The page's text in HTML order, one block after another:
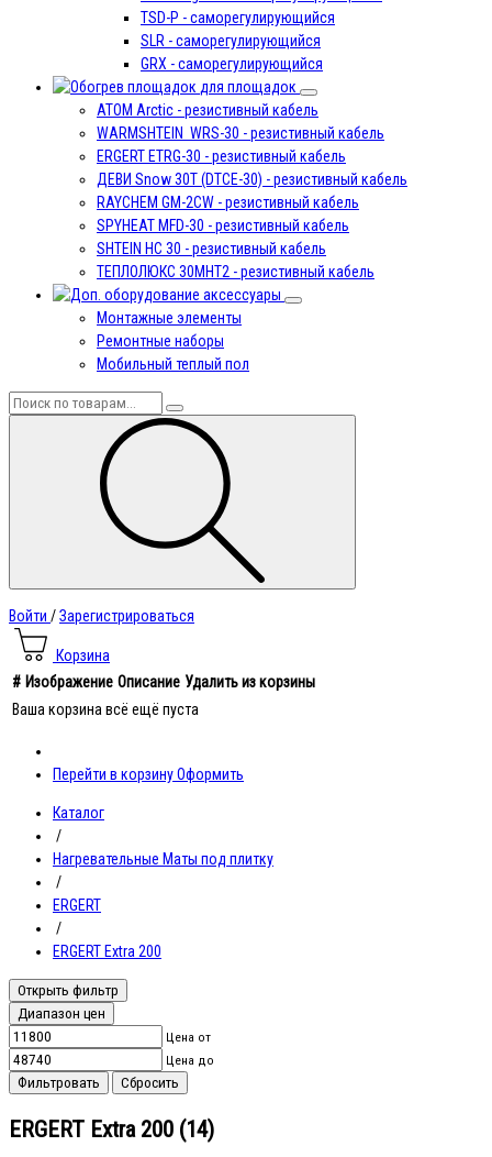
TSD-P - саморегулирующийся
SLR - саморегулирующийся
GRX - саморегулирующийся
для площадок
ATOM Arctic - резистивный кабель
WARMSHTEIN WRS-30 - резистивный кабель
ERGERT ETRG-30 - резистивный кабель
ДЕВИ Snow 30T (DTCE-30) - резистивный кабель
RAYCHEM GM-2CW - резистивный кабель
SPYHEAT МFD-30 - резистивный кабель
SHTEIN HC 30 - резистивный кабель
ТЕПЛОЛЮКС 30МНТ2 - резистивный кабель
аксессуары
Монтажные элементы
Ремонтные наборы
Мобильный теплый пол
Войти /Зарегистрироваться
Корзина
# Изображение Описание Удалить из корзины
Ваша корзина всё ещё пуста
Перейти в корзинуОформить
Каталог
/
Нагревательные Маты под плитку
/
ERGERT
/
ERGERT Extra 200
Открыть фильтр
Диапазон цен
Цена от
Цена до
Cбросить
ERGERT Extra 200 (14)